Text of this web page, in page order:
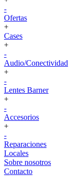
-
Ofertas
+
Cases
+
-
Audio/Conectividad
+
-
Lentes Barner
+
-
Accesorios
+
-
Reparaciones
Locales
Sobre nosotros
Contacto